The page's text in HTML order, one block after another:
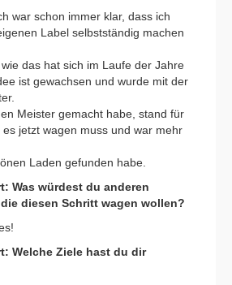
war schon immer klar, dass ich
Label selbstständig machen
das hat sich im Laufe der Jahre
ist gewachsen und wurde mit der
Meister gemacht habe, stand für
jetzt wagen muss und war mehr
Laden gefunden habe.
Was würdest du anderen
diesen Schritt wagen wollen?
Welche Ziele hast du dir